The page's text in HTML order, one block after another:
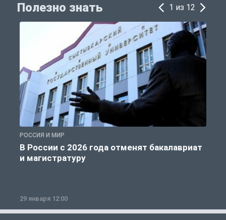
Полезно знать 1 из 12
РОССИЯ И МИР
В России с 2026 года отменят бакалавриат
и магистратуру
29 января 12:00